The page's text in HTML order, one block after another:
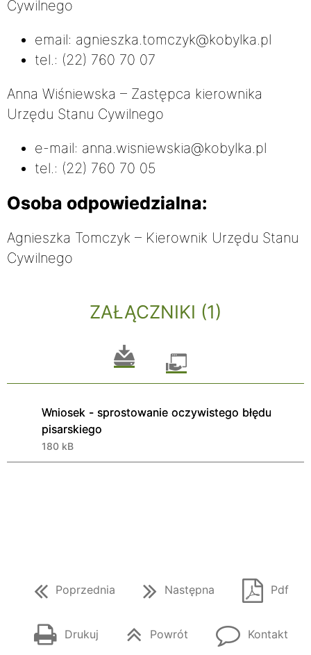
Cywilnego
email: agnieszka.tomczyk@kobylka.pl
tel.: (22) 760 70 07
Anna Wiśniewska – Zastępca kierownika
Urzędu Stanu Cywilnego
e-mail: anna.wisniewskia@kobylka.pl
tel.: (22) 760 70 05
Osoba odpowiedzialna:
Agnieszka Tomczyk – Kierownik Urzędu Stanu
Cywilnego
ZAŁĄCZNIKI (1)
Wniosek - sprostowanie oczywistego błędu
pisarskiego
180 kB
Poprzednia Następna Pdf
Drukuj Powrót Kontakt